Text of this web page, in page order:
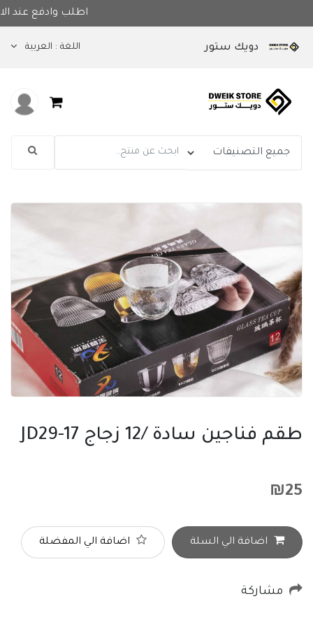
اطلب
دويك ستور اللغة : العربية
طقم فناجين سادة /12 زجاج JD29-17
₪25
اضافة الي السلة اضافة الي المفضلة
مشاركة